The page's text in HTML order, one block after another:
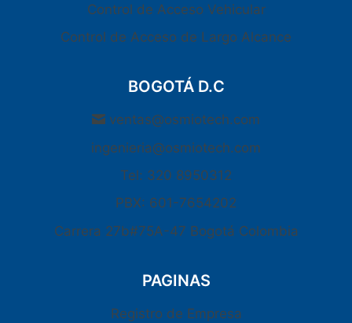
Control de Acceso Vehicular
Control de Acceso de Largo Alcance
BOGOTÁ D.C
ventas@osmiotech.com
ingenieria@osmiotech.com
Tel: 320 8950312
PBX: 601-7654202
Carrera 27b#75A-47 Bogotá Colombia
PAGINAS
Registro de Empresa